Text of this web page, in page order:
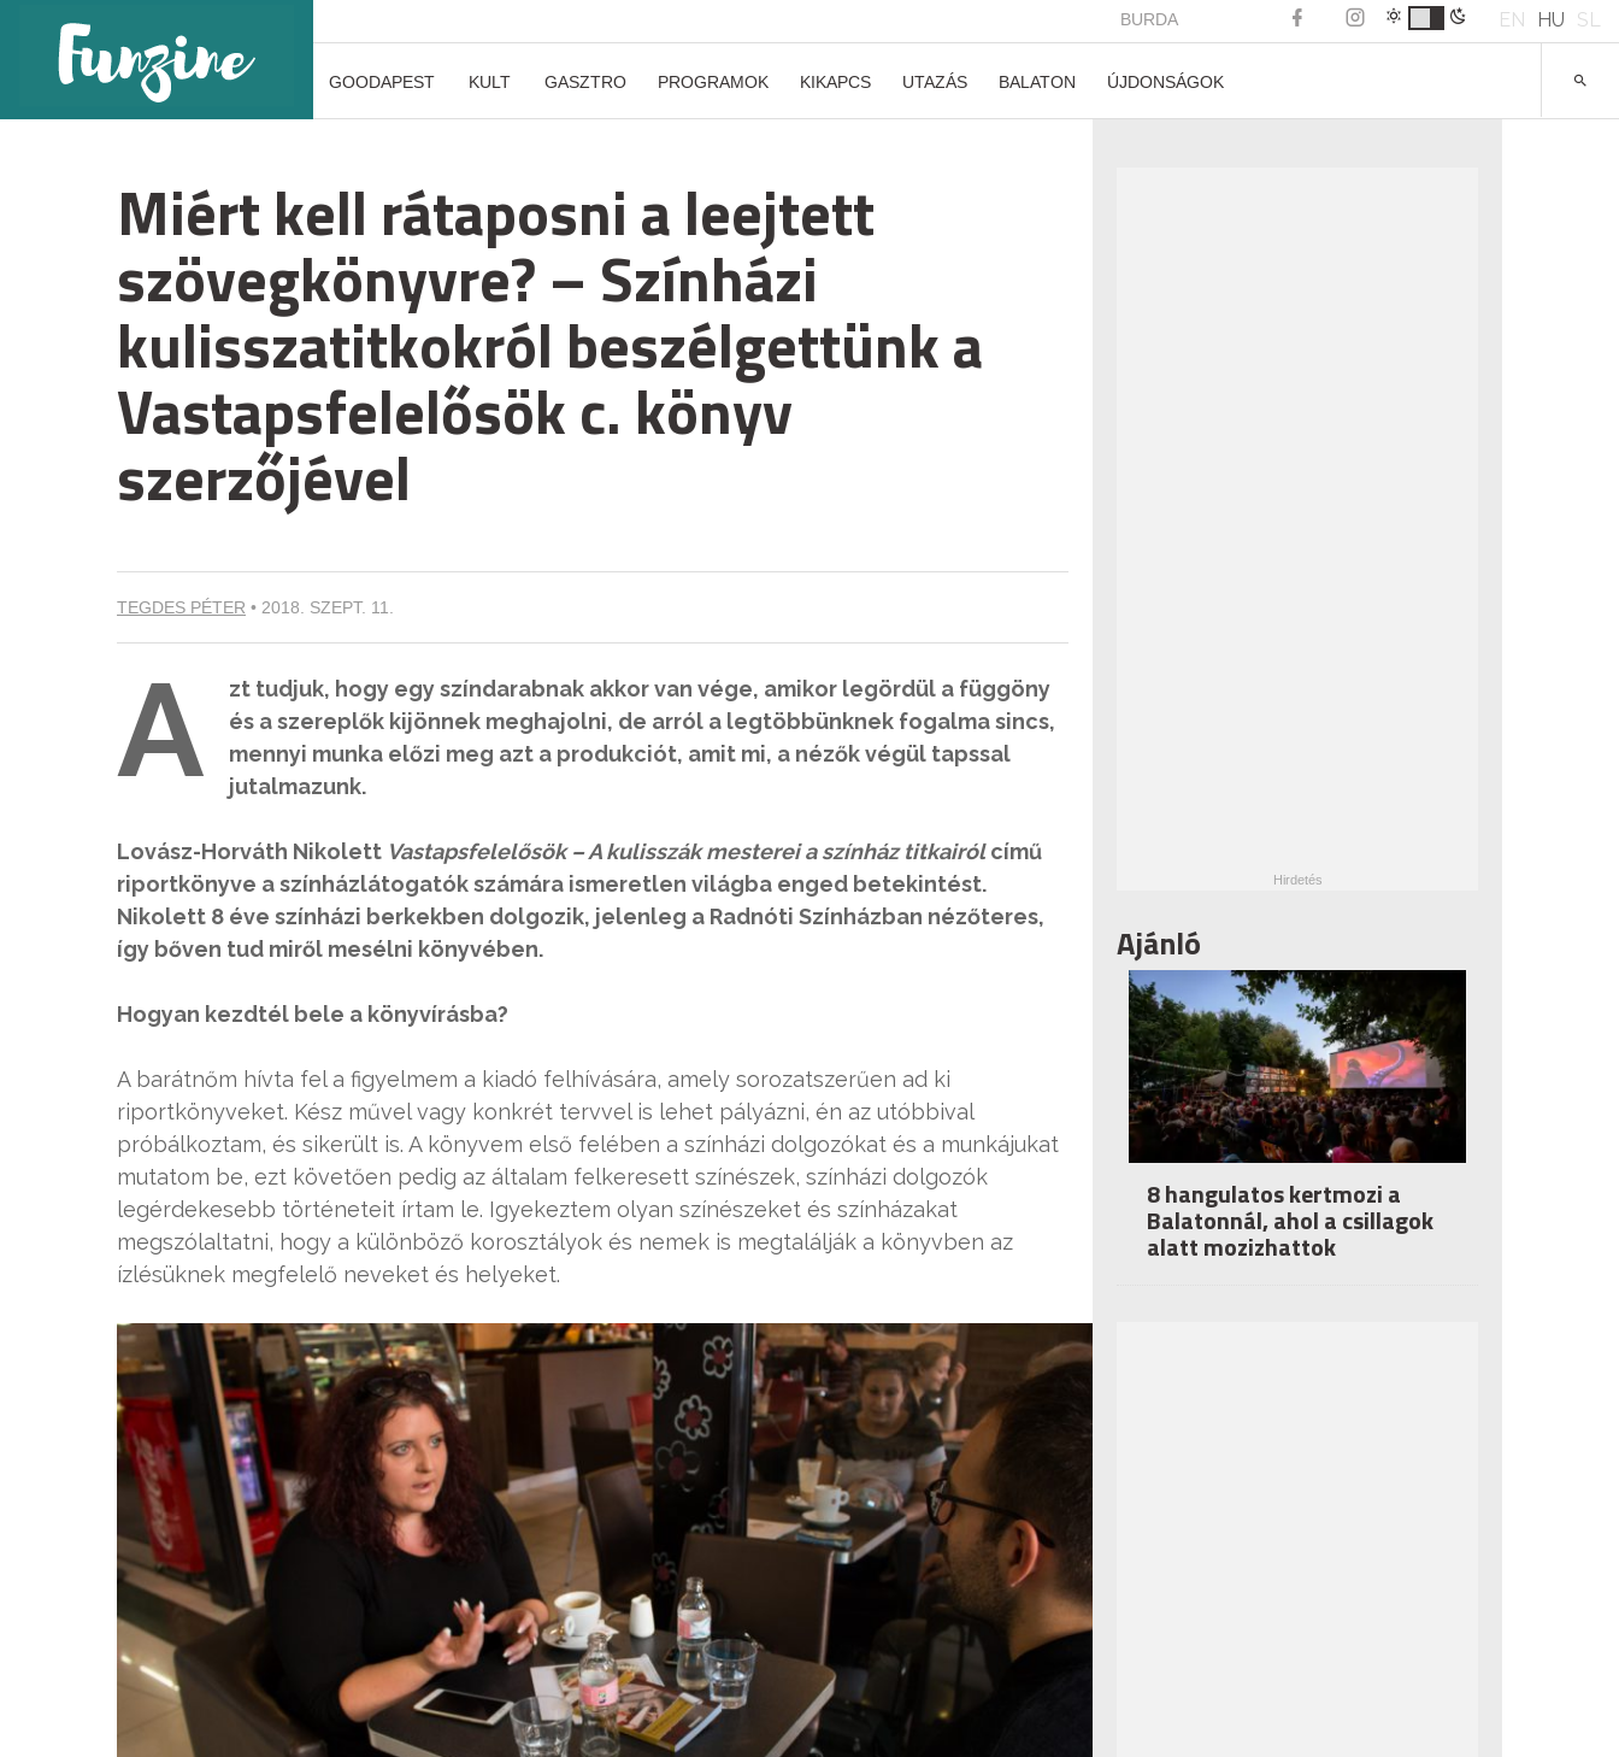
BURDA EN HU SL
GOODAPEST KULT GASZTRO PROGRAMOK KIKAPCS UTAZÁS BALATON ÚJDONSÁGOK
Miért kell rátaposni a leejtett
szövegkönyvre? – Színházi
kulisszatitkokról beszélgettünk a
Vastapsfelelősök c. könyv
szerzőjével
TEGDES PÉTER • 2018. SZEPT. 11.
A
zt tudjuk, hogy egy színdarabnak akkor van vége, amikor legördül a függöny
és a szereplők kijönnek meghajolni, de arról a legtöbbünknek fogalma sincs,
mennyi munka előzi meg azt a produkciót, amit mi, a nézők végül tapssal
jutalmazunk.
Lovász-Horváth Nikolett Vastapsfelelősök – A kulisszák mesterei a színház titkairólcímű
riportkönyve a színházlátogatók számára ismeretlen világba enged betekintést.
Nikolett 8 éve színházi berkekben dolgozik, jelenleg a Radnóti Színházban nézőteres,
így bőven tud miről mesélni könyvében.
Hogyan kezdtél bele a könyvírásba?
A barátnőm hívta fel a figyelmem a kiadó felhívására, amely sorozatszerűen ad ki
riportkönyveket. Kész művel vagy konkrét tervvel is lehet pályázni, én az utóbbival
próbálkoztam, és sikerült is. A könyvem első felében a színházi dolgozókat és a munkájukat
mutatom be, ezt követően pedig az általam felkeresett színészek, színházi dolgozók
legérdekesebb történeteit írtam le. Igyekeztem olyan színészeket és színházakat
megszólaltatni, hogy a különböző korosztályok és nemek is megtalálják a könyvben az
ízlésüknek megfelelő neveket és helyeket.
Ajánló
8 hangulatos kertmozi a
Balatonnál, ahol a csillagok
alatt mozizhattok